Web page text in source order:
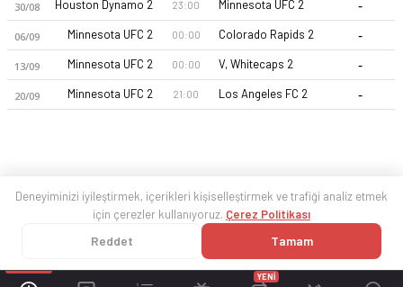
YENİ
30/08 Houston Dynamo 2 23:00 Minnesota UFC 2 -
06/09 Minnesota UFC 2 00:00 Colorado Rapids 2 -
13/09 Minnesota UFC 2 00:00 V, Whitecaps 2 -
20/09 Minnesota UFC 2 21:00 Los Angeles FC 2 -
Deneyiminizi iyileştirmek, içerikleri kişiselleştirmek ve trafiği analiz etmek
için çerezler kullanıyoruz. Çerez Politikası
Reddet Tamam